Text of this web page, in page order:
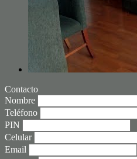
Contacto
Nombre
Teléfono
PIN
Celular
Email